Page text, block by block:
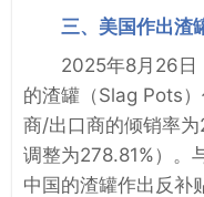
三、美国作出渣
2025年8月26日
的渣罐（Slag Pots
商/出口商的倾销率
调整为278.81%）。
中国的渣罐作出反补